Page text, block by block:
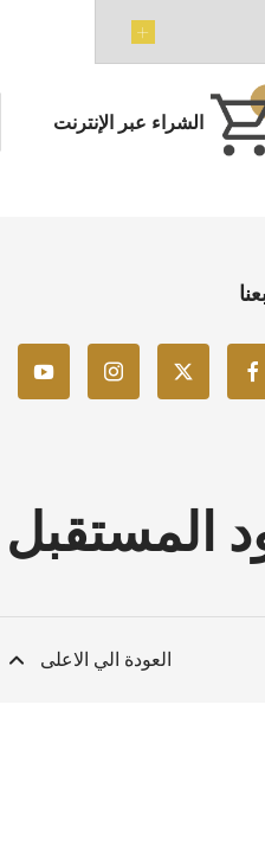
الشراء عبر الإنترنت
المستقبل
العودة الي الاعلى